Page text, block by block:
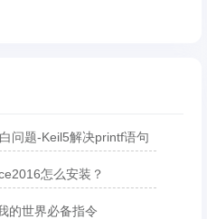
问题-Keil5解决printf语句
怎么安装？
的世界必备指令